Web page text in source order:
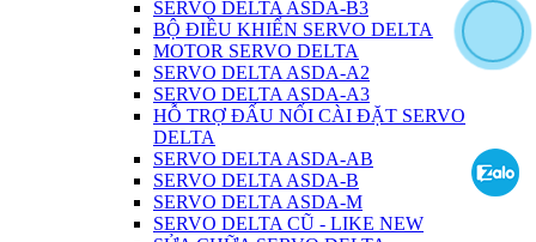
SERVO DELTA ASDA-B3
BỘ ĐIỀU KHIỂN SERVO DELTA
MOTOR SERVO DELTA
SERVO DELTA ASDA-A2
SERVO DELTA ASDA-A3
HỖ TRỢ ĐẤU NỐI CÀI ĐẶT SERVO
DELTA
SERVO DELTA ASDA-AB
SERVO DELTA ASDA-B
SERVO DELTA ASDA-M
SERVO DELTA CŨ - LIKE NEW